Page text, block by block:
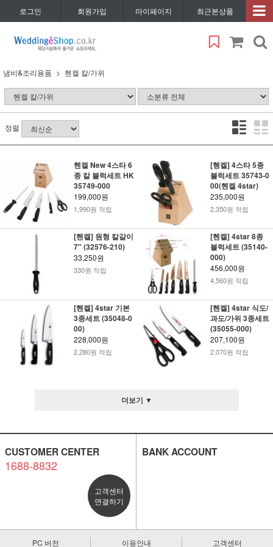
로그인 회원가입 마이페이지 최근본상품
냄비&조리용품 헨켈 칼/가위
정렬
헨켈 New 4스타 6
종 칼 블럭세트 HK
35749-000
199,000원
1,990원 적립
[헹켈] 4스타 5종
블럭세트 35743-0
00(헨켈 4star)
235,000원
2,350원 적립
[헨켈] 원형 칼갈이
7" (32576-210)
33,250원
330원 적립
[헨켈] 4star 8종
블럭세트 (35140-
000)
456,000원
4,560원 적립
[헨켈] 4star 기본
3종세트 (35048-0
00)
228,000원
2,280원 적립
[헨켈] 4star 식도/
과도/가위 3종세트
(35055-000)
207,100원
2,070원 적립
더보기 ▼
CUSTOMER CENTER
1688-8832
고객센터
연결하기
BANK ACCOUNT
PC 버전 이용안내 고객센터